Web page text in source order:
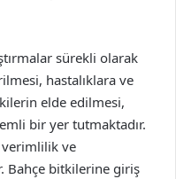
sürekli olarak
hastalıklara ve
elde edilmesi,
bir yer tutmaktadır.
verimlilik ve
Bahçe bitkilerine giriş